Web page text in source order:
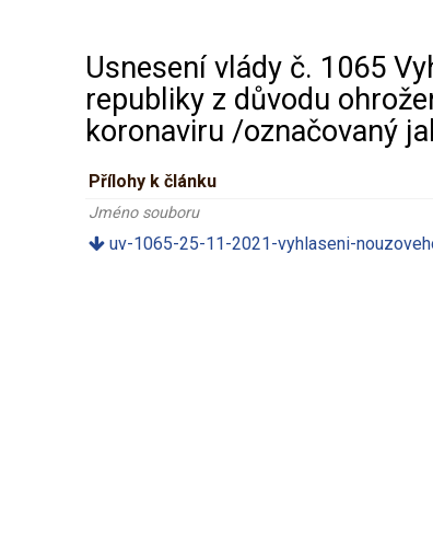
Usnesení vlády č. 1065
republiky z důvodu
koronaviru /označovaný
Přílohy k článku
Jméno souboru
uv-1065-25-11-2021-vyhlaseni-